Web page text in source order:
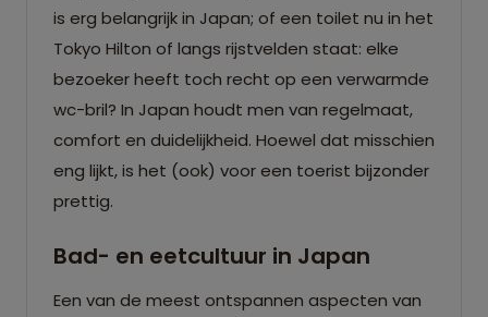
is erg belangrijk in Japan; of een toilet nu in het
Tokyo Hilton of langs rijstvelden staat: elke
bezoeker heeft toch recht op een verwarmde
wc-bril? In Japan houdt men van regelmaat,
comfort en duidelijkheid. Hoewel dat misschien
eng lijkt, is het (ook) voor een toerist bijzonder
prettig.
Bad- en eetcultuur in Japan
Een van de meest ontspannen aspecten van